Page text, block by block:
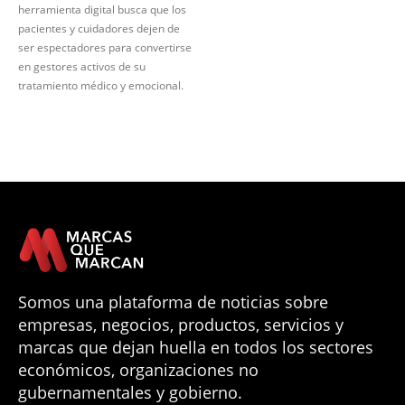
herramienta digital busca que los
pacientes y cuidadores dejen de
ser espectadores para convertirse
en gestores activos de su
tratamiento médico y emocional.
Somos una plataforma de noticias sobre
empresas, negocios, productos, servicios y
marcas que dejan huella en todos los sectores
económicos, organizaciones no
gubernamentales y gobierno.